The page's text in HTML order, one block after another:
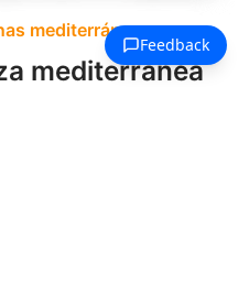
mediterráneas
mediterránea